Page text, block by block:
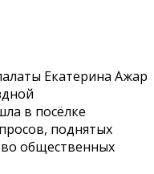
Екатерина Ажар
в посёлке
поднятых
общественных